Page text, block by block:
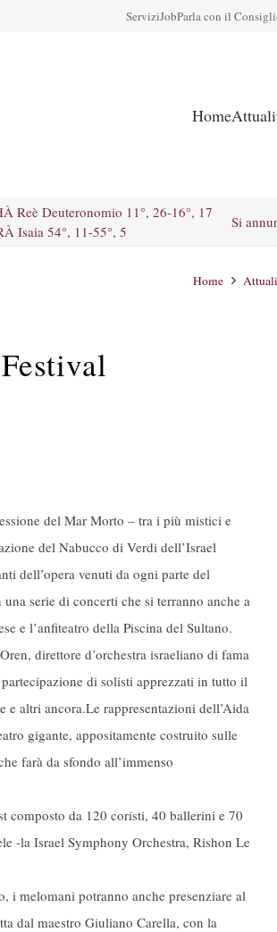
ServiziJobParla con il
Home
Reè Deuteronomio 11°, 26-16°, 17
Isaia 54°, 11-55°, 5
Si
Home
del Mar Morto – tra i più mistici e
del Nabucco di Verdi dell’Israel
dell’opera venuti da ogni parte del
serie di concerti che si terranno anche a
e l’anfiteatro della Piscina del Sultano.
direttore d’orchestra israeliano di fama
di solisti apprezzati in tutto il
altri ancora.Le rappresentazioni dell’Aida
gigante, appositamente costruito sulle
farà da sfondo all’immenso
composto da 120 coristi, 40 ballerini e 70
-la Israel Symphony Orchestra, Rishon Le
i melomani potranno anche presenziare al
dal maestro Giuliano Carella, con la